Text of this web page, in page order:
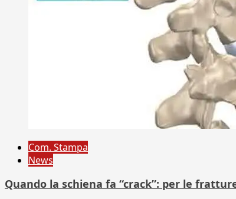
Com. Stampa
News
Quando la schiena fa “crack”: per le